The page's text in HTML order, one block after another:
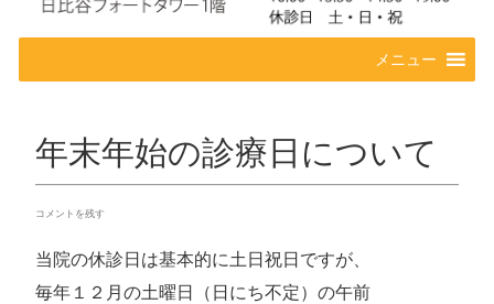
ツ
へ
ス
メニュー
年末年始の診療日について
コメントを残す
当院の休診日は基本的に土日祝日ですが、
毎年１２月の土曜日（日にち不定）の午前